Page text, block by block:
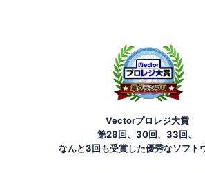
Vectorプロレジ大賞
第28回、30回、33回、
なんと3回も受賞した優秀なソフト